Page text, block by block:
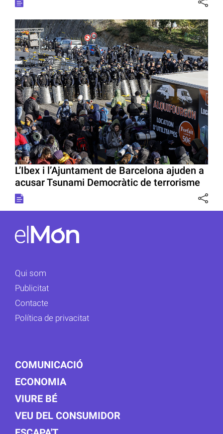
L’Ibex i l’Ajuntament de Barcelona ajuden a
acusar Tsunami Democràtic de terrorisme
Qui som
Publicitat
Contacte
Política de privacitat
COMUNICACIÓ
ECONOMIA
VIURE BÉ
VEU DEL CONSUMIDOR